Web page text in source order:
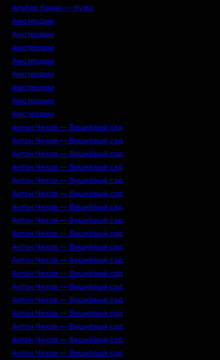
Альбер Камю — Чума
Амстердам
Амстердам
Амстердам
Амстердам
Амстердам
Амстердам
Амстердам
Амстердам
Антон Чехов — Вишнёвый сад
Антон Чехов — Вишнёвый сад
Антон Чехов — Вишнёвый сад
Антон Чехов — Вишнёвый сад
Антон Чехов — Вишнёвый сад
Антон Чехов — Вишнёвый сад
Антон Чехов — Вишнёвый сад
Антон Чехов — Вишнёвый сад
Антон Чехов — Вишнёвый сад
Антон Чехов — Вишнёвый сад
Антон Чехов — Вишнёвый сад
Антон Чехов — Вишнёвый сад
Антон Чехов — Вишнёвый сад
Антон Чехов — Вишнёвый сад
Антон Чехов — Вишнёвый сад
Антон Чехов — Вишнёвый сад
Антон Чехов — Вишнёвый сад
Антон Чехов — Вишнёвый сад